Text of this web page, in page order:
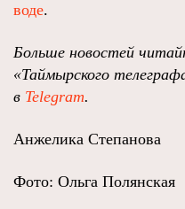
воде.
Больше новостей
«Таймырского
в Telegram.
Анжелика Степанова
Фото: Ольга Полянская